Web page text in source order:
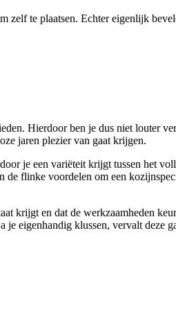
te plaatsen. Echter eigenlijk
Hierdoor ben je dus niet louter
jaren plezier van gaat krijgen.
je een variëteit krijgt tussen het
flinke voordelen om een
krijgt en dat de werkzaamheden
eigenhandig klussen, vervalt deze